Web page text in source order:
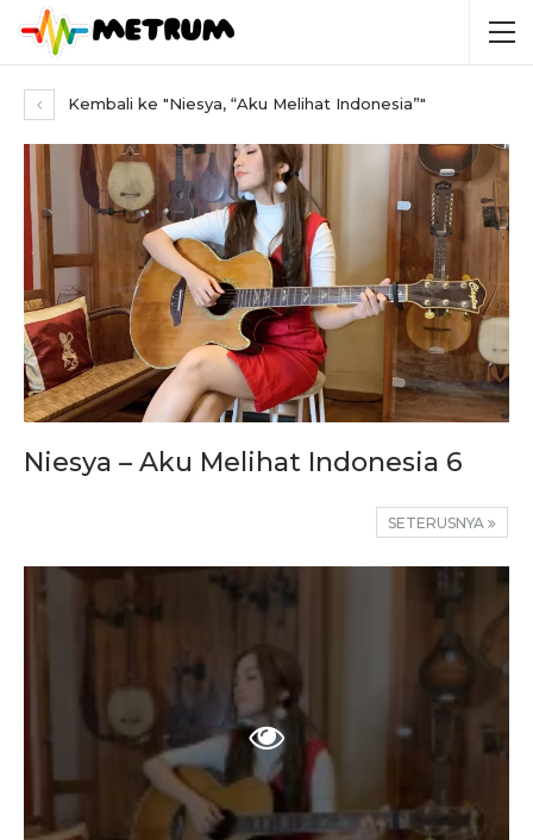
Kembali ke "Niesya, “Aku Melihat Indonesia”"
Niesya – Aku Melihat Indonesia 6
SETERUSNYA